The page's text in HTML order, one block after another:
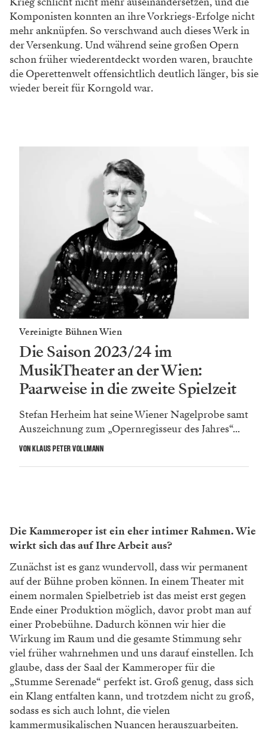
Komponisten konnten an ihre Vorkriegs-Erfolge nicht
mehr anknüpfen. So verschwand auch dieses Werk in
der Versenkung. Und während seine großen Opern
schon früher wiederentdeckt worden waren, brauchte
die Operettenwelt offensichtlich deutlich länger, bis sie
wieder bereit für Korngold war.
Vereinigte Bühnen Wien
Die Saison 2023/24 im
MusikTheater an der Wien:
Paarweise in die zweite Spielzeit
Stefan Herheim hat seine Wiener Nagelprobe samt
Auszeichnung zum „Opernregisseur des Jahres“...
VON KLAUS PETER VOLLMANN
Die Kammeroper ist ein eher intimer Rahmen. Wie
wirkt sich das auf Ihre Arbeit aus?
Zunächst ist es ganz wundervoll, dass wir permanent
auf der Bühne proben können. In einem Theater mit
einem normalen Spielbetrieb ist das meist erst gegen
Ende einer Produktion möglich, davor probt man auf
einer Probebühne. Dadurch können wir hier die
Wirkung im Raum und die gesamte Stimmung sehr
viel früher wahrnehmen und uns darauf einstellen. Ich
glaube, dass der Saal der Kammeroper für die
„Stumme Serenade“ perfekt ist. Groß genug, dass sich
ein Klang entfalten kann, und trotzdem nicht zu groß,
sodass es sich auch lohnt, die vielen
kammermusikalischen Nuancen herauszuarbeiten.